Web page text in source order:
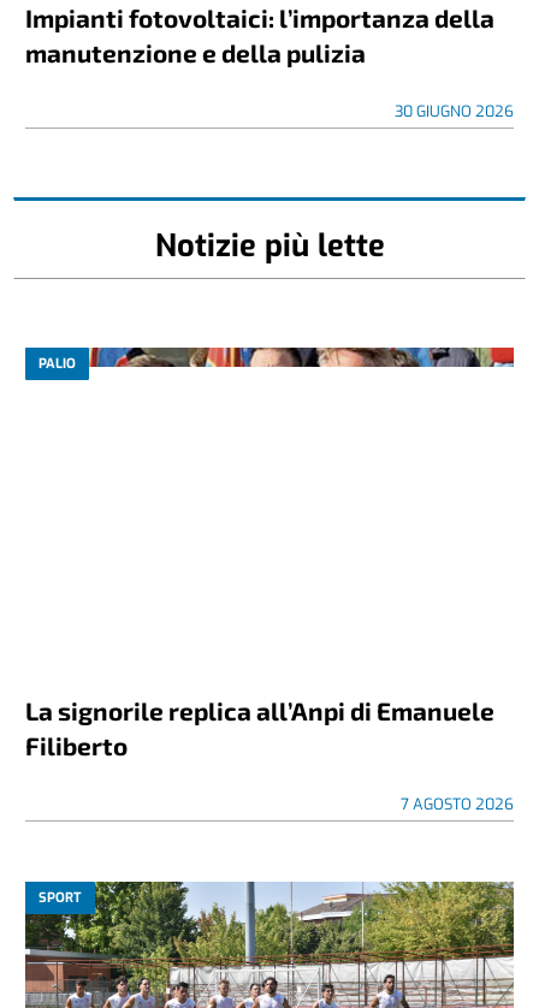
Impianti fotovoltaici: l’importanza della
manutenzione e della pulizia
30 GIUGNO 2026
Notizie più lette
PALIO
La signorile replica all’Anpi di Emanuele
Filiberto
7 AGOSTO 2026
SPORT